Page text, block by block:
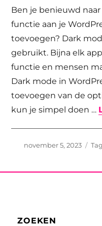
Ben je benieuwd
functie aan je
toevoegen? Dark
gebruikt. Bijna elk
functie en mensen
Dark mode in
toevoegen van de
kun je simpel doen …
Geplaatst
november 5, 2023
ZOEKEN